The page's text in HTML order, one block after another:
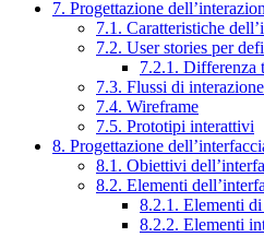
7. Progettazione
7.1. Caratteristiche
7.2. User stories per
7.2.1. Differenza
7.3. Flussi di interazione
7.4. Wireframe
7.5. Prototipi interattivi
8. Progettazione
8.1. Obiettivi
8.2. Elementi
8.2.1. Elementi
8.2.2. Elementi